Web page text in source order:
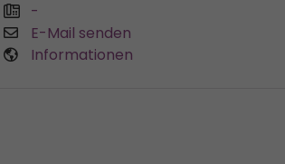
-
E-Mail senden
Informationen